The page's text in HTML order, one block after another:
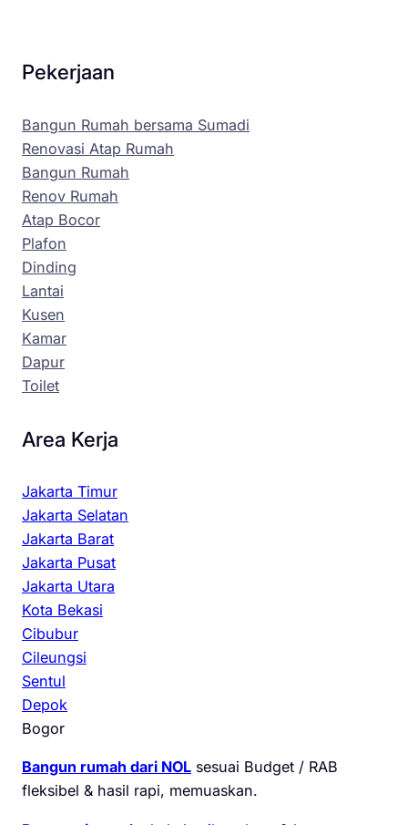
Pekerjaan
Bangun Rumah bersama Sumadi
Renovasi Atap Rumah
Bangun Rumah
Renov Rumah
Atap Bocor
Plafon
Dinding
Lantai
Kusen
Kamar
Dapur
Toilet
Area Kerja
Jakarta Timur
Jakarta Selatan
Jakarta Barat
Jakarta Pusat
Jakarta Utara
Kota Bekasi
Cibubur
Cileungsi
Sentul
Depok
Bogor
Bangun rumah dari NOL sesuai Budget / RAB
fleksibel & hasil rapi, memuaskan.